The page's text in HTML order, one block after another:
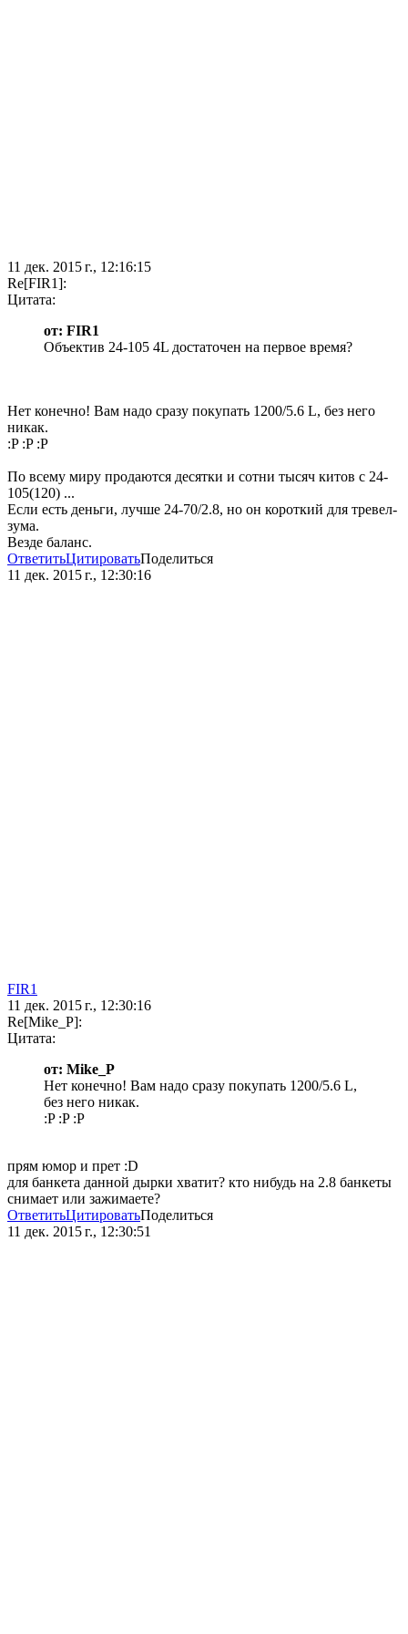
11 дек. 2015 г., 12:16:15
Re[FIR1]:
Цитата:
от: FIR1
Объектив 24-105 4L достаточен на первое время?
Нет конечно! Вам надо сразу покупать 1200/5.6 L, без него
никак.
:P :P :P
По всему миру продаются десятки и сотни тысяч китов с 24-
105(120) ...
Если есть деньги, лучше 24-70/2.8, но он короткий для тревел-
зума.
Везде баланс.
ОтветитьЦитироватьПоделиться
11 дек. 2015 г., 12:30:16
FIR1
11 дек. 2015 г., 12:30:16
Re[Mike_P]:
Цитата:
от: Mike_P
Нет конечно! Вам надо сразу покупать 1200/5.6 L,
без него никак.
:P :P :P
прям юмор и прет :D
для банкета данной дырки хватит? кто нибудь на 2.8 банкеты
снимает или зажимаете?
ОтветитьЦитироватьПоделиться
11 дек. 2015 г., 12:30:51